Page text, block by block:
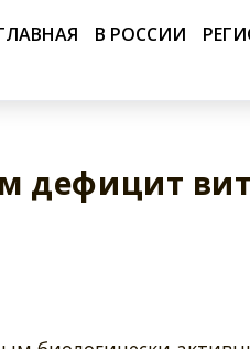
В РОССИИ
дефицит